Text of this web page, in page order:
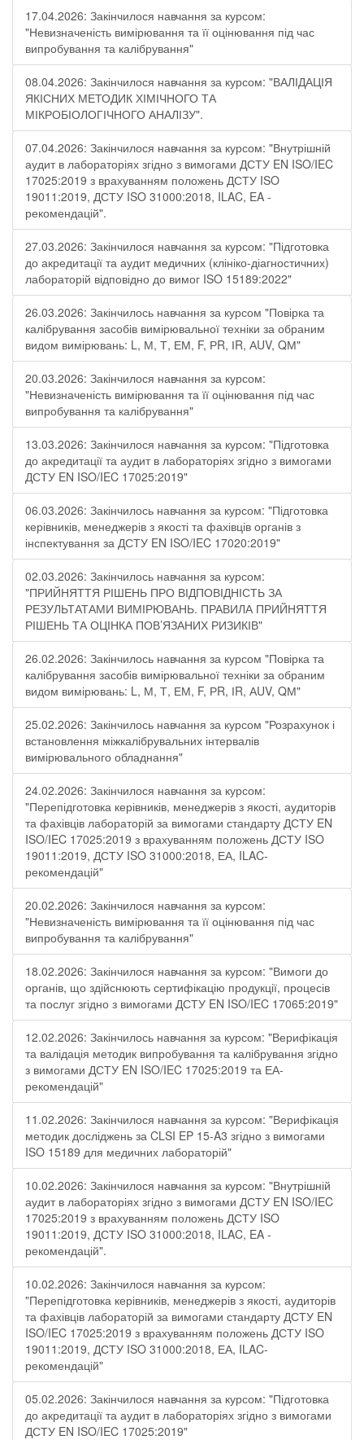
17.04.2026: Закінчилося навчання за курсом:
"Невизначеність вимірювання та її оцінювання під час
випробування та калібрування"
08.04.2026: Закінчилося навчання за курсом: "ВАЛІДАЦІЯ
ЯКІСНИХ МЕТОДИК ХІМІЧНОГО ТА
МІКРОБІОЛОГІЧНОГО АНАЛІЗУ".
07.04.2026: Закінчилося навчання за курсом: "Внутрішній
аудит в лабораторіях згідно з вимогами ДСТУ EN ISO/IEC
17025:2019 з врахуванням положень ДСТУ ISO
19011:2019, ДСТУ ISO 31000:2018, ILAC, EA -
рекомендацій".
27.03.2026: Закінчилося навчання за курсом: "Підготовка
до акредитації та аудит медичних (клініко-діагностичних)
лабораторій відповідно до вимог ISO 15189:2022"
26.03.2026: Закінчилось навчання за курсом "Повірка та
калібрування засобів вимірювальної техніки за обраним
видом вимірювань: L, М, Т, ЕМ, F, РR, ІR, АUV, QМ"
20.03.2026: Закінчилося навчання за курсом:
"Невизначеність вимірювання та її оцінювання під час
випробування та калібрування"
13.03.2026: Закінчилося навчання за курсом: "Підготовка
до акредитації та аудит в лабораторіях згідно з вимогами
ДСТУ EN ISO/IEC 17025:2019"
06.03.2026: Закінчилось навчання за курсом: "Підготовка
керівників, менеджерів з якості та фахівців органів з
інспектування за ДСТУ EN ISO/IEC 17020:2019"
02.03.2026: Закінчилось навчання за курсом:
"ПРИЙНЯТТЯ РІШЕНЬ ПРО ВІДПОВІДНІСТЬ ЗА
РЕЗУЛЬТАТАМИ ВИМІРЮВАНЬ. ПРАВИЛА ПРИЙНЯТТЯ
РІШЕНЬ ТА ОЦІНКА ПОВ’ЯЗАНИХ РИЗИКІВ"
26.02.2026: Закінчилось навчання за курсом "Повірка та
калібрування засобів вимірювальної техніки за обраним
видом вимірювань: L, М, Т, ЕМ, F, РR, ІR, АUV, QМ"
25.02.2026: Закінчилось навчання за курсом "Розрахунок і
встановлення міжкалібрувальних інтервалів
вимірювального обладнання"
24.02.2026: Закінчилося навчання за курсом:
"Перепідготовка керівників, менеджерів з якості, аудиторів
та фахівців лабораторій за вимогами стандарту ДСТУ EN
ISO/IEC 17025:2019 з врахуванням положень ДСТУ ISO
19011:2019, ДСТУ ISO 31000:2018, ЕА, ILAC-
рекомендацій"
20.02.2026: Закінчилося навчання за курсом:
"Невизначеність вимірювання та її оцінювання під час
випробування та калібрування"
18.02.2026: Закінчилося навчання за курсом: "Вимоги до
органів, що здійснюють сертифікацію продукції, процесів
та послуг згідно з вимогами ДСТУ EN ISO/IEC 17065:2019"
12.02.2026: Закінчилось навчання за курсом: "Верифікація
та валідація методик випробування та калібрування згідно
з вимогами ДСТУ EN ISO/IEC 17025:2019 та ЕА-
рекомендацій"
11.02.2026: Закінчилося навчання за курсом: "Верифікація
методик досліджень за CLSI EP 15-A3 згідно з вимогами
ISO 15189 для медичних лабораторій"
10.02.2026: Закінчилося навчання за курсом: "Внутрішній
аудит в лабораторіях згідно з вимогами ДСТУ EN ISO/IEC
17025:2019 з врахуванням положень ДСТУ ISO
19011:2019, ДСТУ ISO 31000:2018, ILAC, EA -
рекомендацій".
10.02.2026: Закінчилося навчання за курсом:
"Перепідготовка керівників, менеджерів з якості, аудиторів
та фахівців лабораторій за вимогами стандарту ДСТУ EN
ISO/IEC 17025:2019 з врахуванням положень ДСТУ ISO
19011:2019, ДСТУ ISO 31000:2018, ЕА, ILAC-
рекомендацій"
05.02.2026: Закінчилося навчання за курсом: "Підготовка
до акредитації та аудит в лабораторіях згідно з вимогами
ДСТУ EN ISO/IEC 17025:2019"